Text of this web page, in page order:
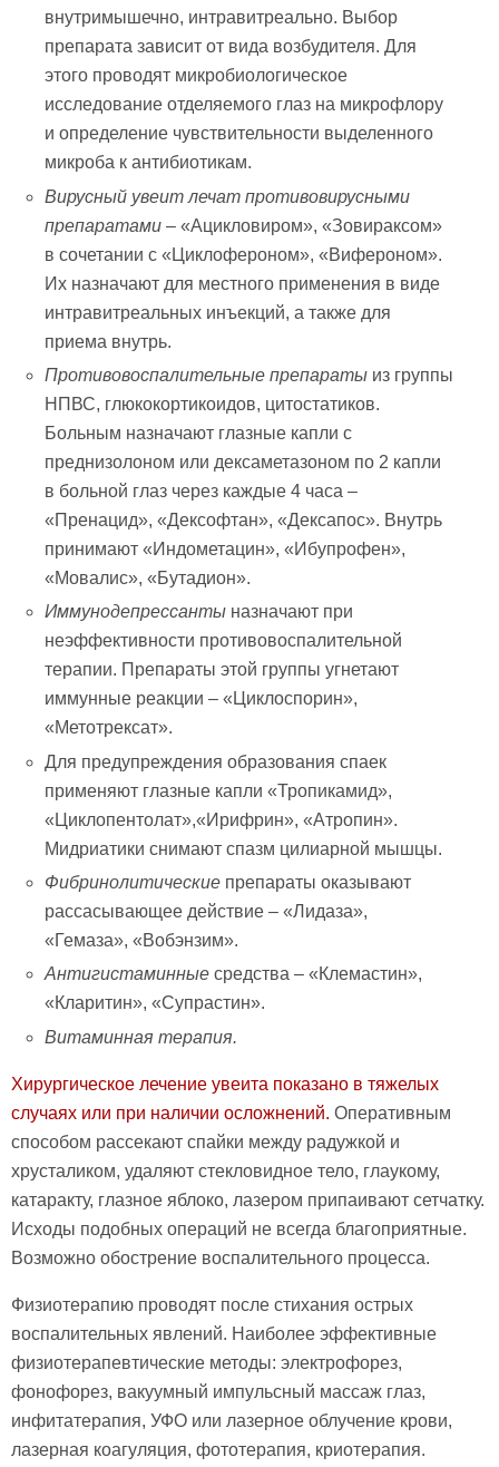
внутримышечно, интравитреально. Выбор
препарата зависит от вида возбудителя. Для
этого проводят микробиологическое
исследование отделяемого глаз на микрофлору
и определение чувствительности выделенного
микроба к антибиотикам.
Вирусный увеит лечат противовирусными
препаратами – «Ацикловиром», «Зовираксом»
в сочетании с «Циклофероном», «Вифероном».
Их назначают для местного применения в виде
интравитреальных инъекций, а также для
приема внутрь.
Противовоспалительные препараты из группы
НПВС, глюкокортикоидов, цитостатиков.
Больным назначают глазные капли с
преднизолоном или дексаметазоном по 2 капли
в больной глаз через каждые 4 часа –
«Пренацид», «Дексофтан», «Дексапос». Внутрь
принимают «Индометацин», «Ибупрофен»,
«Мовалис», «Бутадион».
Иммунодепрессанты назначают при
неэффективности противовоспалительной
терапии. Препараты этой группы угнетают
иммунные реакции – «Циклоспорин»,
«Метотрексат».
Для предупреждения образования спаек
применяют глазные капли «Тропикамид»,
«Циклопентолат»,«Ирифрин», «Атропин».
Мидриатики снимают спазм цилиарной мышцы.
Фибринолитические препараты оказывают
рассасывающее действие – «Лидаза»,
«Гемаза», «Вобэнзим».
Антигистаминные средства – «Клемастин»,
«Кларитин», «Супрастин».
Витаминная терапия.
Хирургическое лечение увеита показано в тяжелых
случаях или при наличии осложнений. Оперативным
способом рассекают спайки между радужкой и
хрусталиком, удаляют стекловидное тело, глаукому,
катаракту, глазное яблоко, лазером припаивают сетчатку.
Исходы подобных операций не всегда благоприятные.
Возможно обострение воспалительного процесса.
Физиотерапию проводят после стихания острых
воспалительных явлений. Наиболее эффективные
физиотерапевтические методы: электрофорез,
фонофорез, вакуумный импульсный массаж глаз,
инфитатерапия, УФО или лазерное облучение крови,
лазерная коагуляция, фототерапия, криотерапия.